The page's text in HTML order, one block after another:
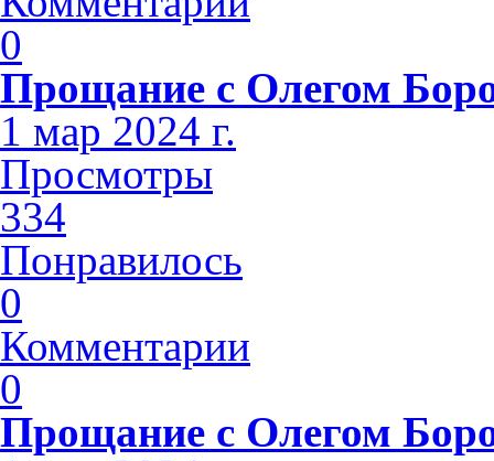
0
Прощание с Олегом
1 мар 2024 г.
Просмотры
334
Понравилось
0
Комментарии
0
Прощание с Олегом